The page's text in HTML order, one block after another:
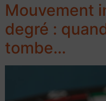
Mouvement
degré :
tombe…